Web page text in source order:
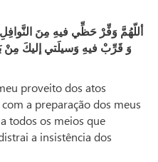
أللّهُمَّ وَفِّرْ حَظِّي فيهِ مِنَ النَّوافِلِ
وَ قَرِّبْ فيهِ وَسيلَتي إليكَ مِنْ
proveito dos atos
a preparação dos meus
todos os meios que
a insistência dos